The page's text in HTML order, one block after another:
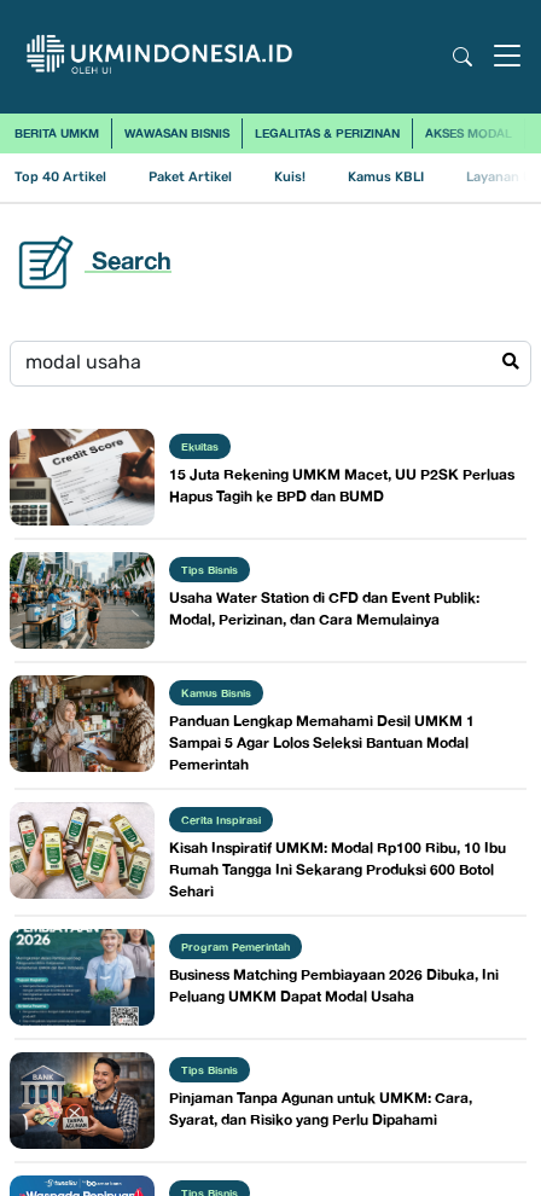
BERITA UMKM WAWASAN BISNIS LEGALITAS & PERIZINAN AKSES MODAL
Top 40 Artikel Paket Artikel Kuis! Kamus KBLI Layanan
Search
Ekuitas
15 Juta Rekening UMKM Macet, UU P2SK Perluas
Hapus Tagih ke BPD dan BUMD
Tips Bisnis
Usaha Water Station di CFD dan Event Publik:
Modal, Perizinan, dan Cara Memulainya
Kamus Bisnis
Panduan Lengkap Memahami Desil UMKM 1
Sampai 5 Agar Lolos Seleksi Bantuan Modal
Pemerintah
Cerita Inspirasi
Kisah Inspiratif UMKM: Modal Rp100 Ribu, 10 Ibu
Rumah Tangga Ini Sekarang Produksi 600 Botol
Sehari
Program Pemerintah
Business Matching Pembiayaan 2026 Dibuka, Ini
Peluang UMKM Dapat Modal Usaha
Tips Bisnis
Pinjaman Tanpa Agunan untuk UMKM: Cara,
Syarat, dan Risiko yang Perlu Dipahami
Tips Bisnis